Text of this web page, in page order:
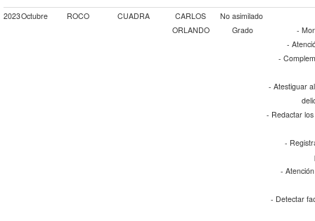
2023Octubre ROCO CUADRA
CARLOS
ORLANDO
No asimilado
Grado
-
-
-
- Atestiguar
- Redactar
-
-
- Detectar